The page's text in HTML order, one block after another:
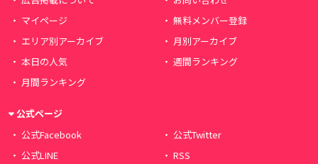
マイページ
無料メンバー登録
エリア別アーカイブ
月別アーカイブ
本日の人気
週間ランキング
月間ランキング
公式ページ
公式Facebook
公式Twitter
公式LINE
RSS